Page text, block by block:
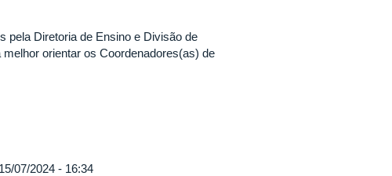
pela Diretoria de Ensino e Divisão de
orientar os Coordenadores(as) de
15/07/2024 - 16:34